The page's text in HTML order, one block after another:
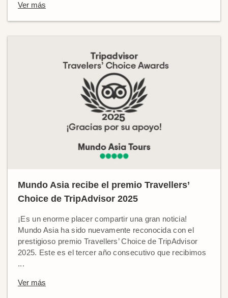
Ver más
Mundo Asia recibe el premio Travellers’
Choice de TripAdvisor 2025
¡Es un enorme placer compartir una gran noticia!
Mundo Asia ha sido nuevamente reconocida con el
prestigioso premio Travellers’ Choice de TripAdvisor
2025. Este es el tercer año consecutivo que recibimos
...
Ver más